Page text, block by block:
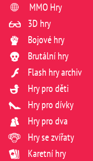
MMO Hry
3D hry
Bojové hry
Brutální hry
Flash hry archiv
Hry pro děti
Hry pro dívky
Hry pro dva
Hry se zvířaty
Karetní hry